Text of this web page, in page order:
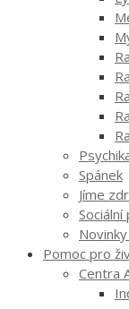
Spánek
Jíme
Pomoc pro
Centra